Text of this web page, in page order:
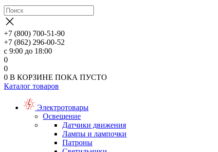
+7 (800) 700-51-90
+7 (862) 296-00-52
с 9:00 до 18:00
0
0
0 В КОРЗИНЕ ПОКА ПУСТО
Каталог товаров
Электротовары
Освещение
Датчики движения
Лампы и лампочки
Патроны